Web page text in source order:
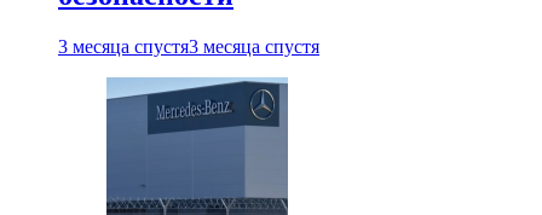
3 месяца спустя3 месяца спустя